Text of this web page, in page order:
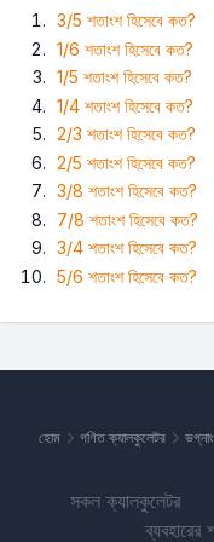
3/5 শতাংশ হিসেবে কত?
1/6 শতাংশ হিসেবে কত?
1/5 শতাংশ হিসেবে কত?
1/4 শতাংশ হিসেবে কত?
2/3 শতাংশ হিসেবে কত?
2/5 শতাংশ হিসেবে কত?
3/8 শতাংশ হিসেবে কত?
7/8 শতাংশ হিসেবে কত?
3/4 শতাংশ হিসেবে কত?
5/6 শতাংশ হিসেবে কত?
হোম গণিত ক্যালকুলেটর
সকল ক্যালকুলেটর
ব্যবহারের